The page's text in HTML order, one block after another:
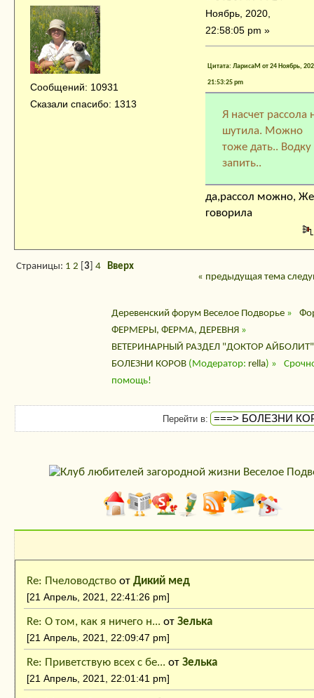
Re: Пчеловодство от Дикий мед
[21 Апрель, 2021, 22:41:26 pm]
Re: О том, как я ничего н... от Зелька
[21 Апрель, 2021, 22:09:47 pm]
Re: Приветствую всех с бе... от Зелька
[21 Апрель, 2021, 22:01:41 pm]
Сообщений: 10931
Сказали спасибо: 1313
Ноябрь, 2020,
22:58:05 pm »
Цитата: ЛарисаМ от 24 Ноябрь,
21:53:25 pm
Я насчет рассола
шутила. Можно
тоже дать.. Водку
запить..
да,рассол можно,
говорила
Страницы: 1 2 [3 ]4
Вверх
« предыдущая тема
Деревенский форум Веселое Подворье»
ФЕРМЕРЫ, ФЕРМА, ДЕРЕВНЯ »
ВЕТЕРИНАРНЫЙ РАЗДЕЛ "ДОКТОР АЙБОЛИТ"
БОЛЕЗНИ КОРОВ(Модератор: rella) »
помощь!
Перейти в: